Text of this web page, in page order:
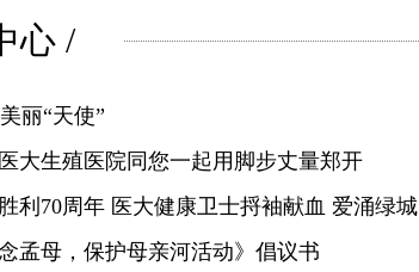
心 /
丽“天使”
大生殖医院同您一起用脚步丈量郑开
利70周年 医大健康卫士捋袖献血 爱涌绿城
念孟母，保护母亲河活动》倡议书